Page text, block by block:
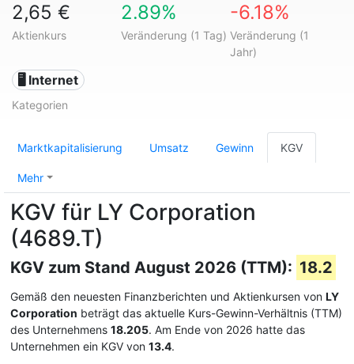
2,65 €
Aktienkurs
2.89%
Veränderung (1 Tag)
-6.18%
Veränderung (1
Jahr)
🖥️ Internet
Kategorien
Marktkapitalisierung Umsatz Gewinn KGV
Mehr
KGV für LY Corporation
(4689.T)
KGV zum Stand August 2026 (TTM): 18.2
Gemäß den neuesten Finanzberichten und Aktienkursen von LY
Corporation beträgt das aktuelle Kurs-Gewinn-Verhältnis (TTM)
des Unternehmens 18.205. Am Ende von 2026 hatte das
Unternehmen ein KGV von 13.4.